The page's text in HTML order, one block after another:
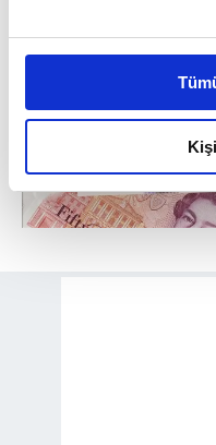
Bu çerezlere izin
daha iyi reklam
amacımızın size daha
olduğunu ve sizlere en
elimizden gelen çabayı
reklamların
kalemimiz olduğunu